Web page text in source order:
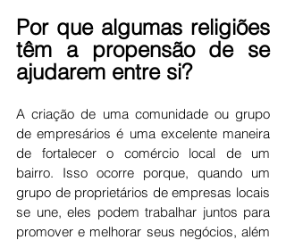
Por que algumas religiões
têm a propensão de se
ajudarem entre si?
A criação de uma comunidade ou grupo
de empresários é uma excelente maneira
de fortalecer o comércio local de um
bairro. Isso ocorre porque, quando um
grupo de proprietários de empresas locais
se une, eles podem trabalhar juntos para
promover e melhorar seus negócios, além